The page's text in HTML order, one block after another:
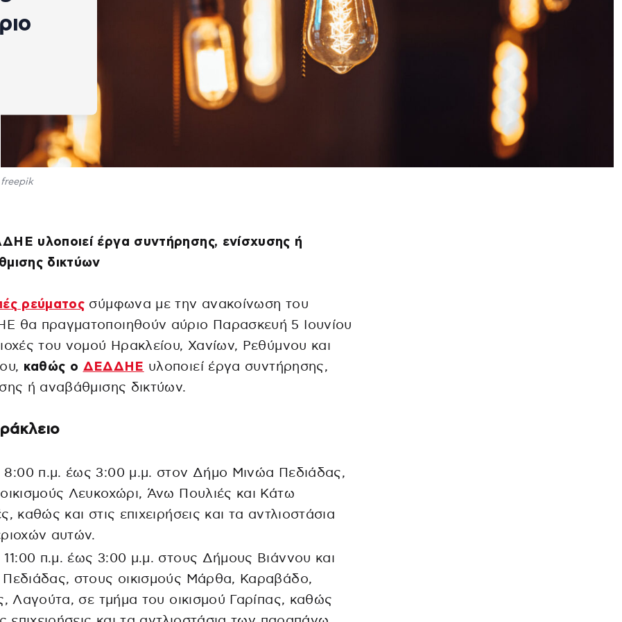
freepik
υλοποιεί έργα συντήρησης, ενίσχυσης ή
δικτύων
ρεύματος σύμφωνα με την ανακοίνωση του
θα πραγματοποιηθούν αύριο Παρασκευή 5 Ιουνίου
του νομού Ηρακλείου, Χανίων, Ρεθύμνου και
καθώς ο ΔΕΔΔΗΕ υλοποιεί έργα συντήρησης,
ή αναβάθμισης δικτύων.
π.μ. έως 3:00 μ.μ. στον Δήμο Μινώα Πεδιάδας,
Λευκοχώρι, Άνω Πουλιές και Κάτω
καθώς και στις επιχειρήσεις και τα αντλιοστάσια
αυτών.
π.μ. έως 3:00 μ.μ. στους Δήμους Βιάννου και
στους οικισμούς Μάρθα, Καραβάδο,
Λαγούτα, σε τμήμα του οικισμού Γαρίπας, καθώς